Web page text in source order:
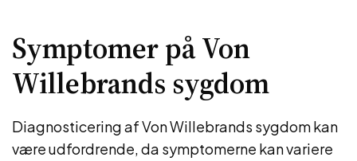
Symptomer på Von
Willebrands sygdom
Diagnosticering af Von Willebrands sygdom kan
være udfordrende, da symptomerne kan variere